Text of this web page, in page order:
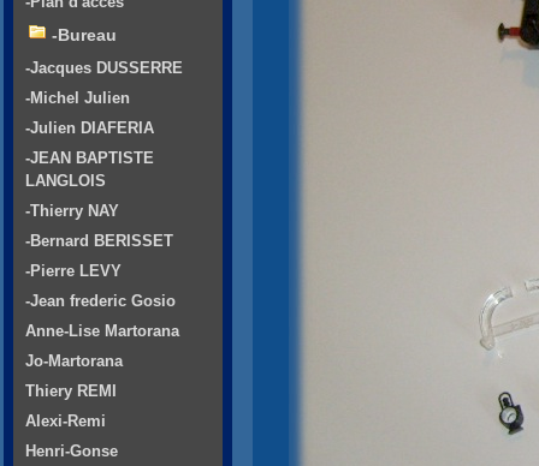
-Bureau
-Jacques DUSSERRE
-Michel Julien
-Julien DIAFERIA
-JEAN BAPTISTE
LANGLOIS
-Thierry NAY
-Bernard BERISSET
-Pierre LEVY
-Jean frederic Gosio
Anne-Lise Martorana
Jo-Martorana
Thiery REMI
Alexi-Remi
Henri-Gonse